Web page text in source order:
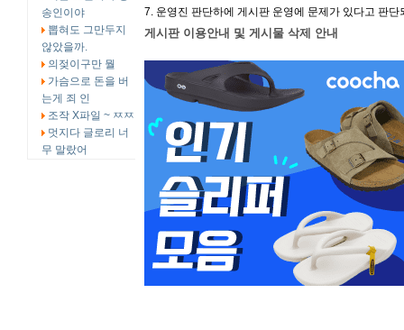
송인이야
뽑혀도 그만두지
않았을까.
의젖이구만 뭘
가슴으로 돈을 버
는게 죄 인
조작 X파일 ~ ㅉㅉ
멋지다 글로리 너
무 말랐어
7. 운영진 판단하에 게시판 운영에 문제가 있다고 판
게시판 이용안내 및 게시물 삭제 안내